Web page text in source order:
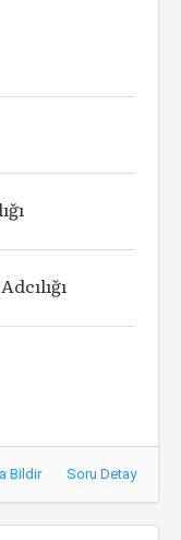
Bildir Soru Detay